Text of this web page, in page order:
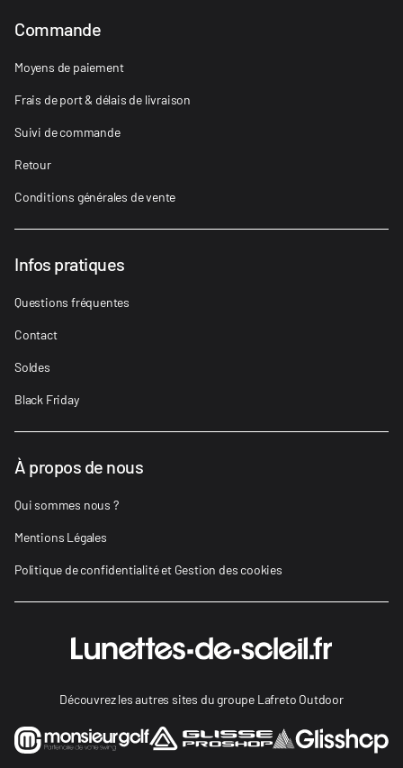
Commande
Moyens de paiement
Frais de port & délais de livraison
Suivi de commande
Retour
Conditions générales de vente
Infos pratiques
Questions fréquentes
Contact
Soldes
Black Friday
À propos de nous
Qui sommes nous ?
Mentions Légales
Politique de confidentialité et Gestion des cookies
Découvrez les autres sites du groupe Lafreto Outdoor